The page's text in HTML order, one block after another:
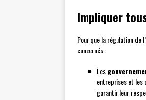
Impliquer
Pour que la régulation de
concernés :
Les
entreprises et les
garantir leur